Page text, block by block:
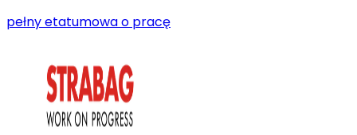
pełny etatumowa o pracę